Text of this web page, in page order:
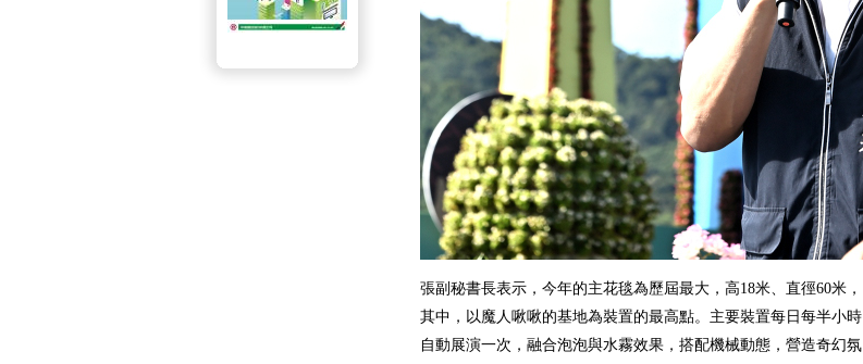
張副秘書長表示，今年的主花毯為歷屆最大，高18米、直徑60米，
其中，以魔人啾啾的基地為裝置的最高點。主要裝置每日每半小時
自動展演一次，融合泡泡與水霧效果，搭配機械動態，營造奇幻氛